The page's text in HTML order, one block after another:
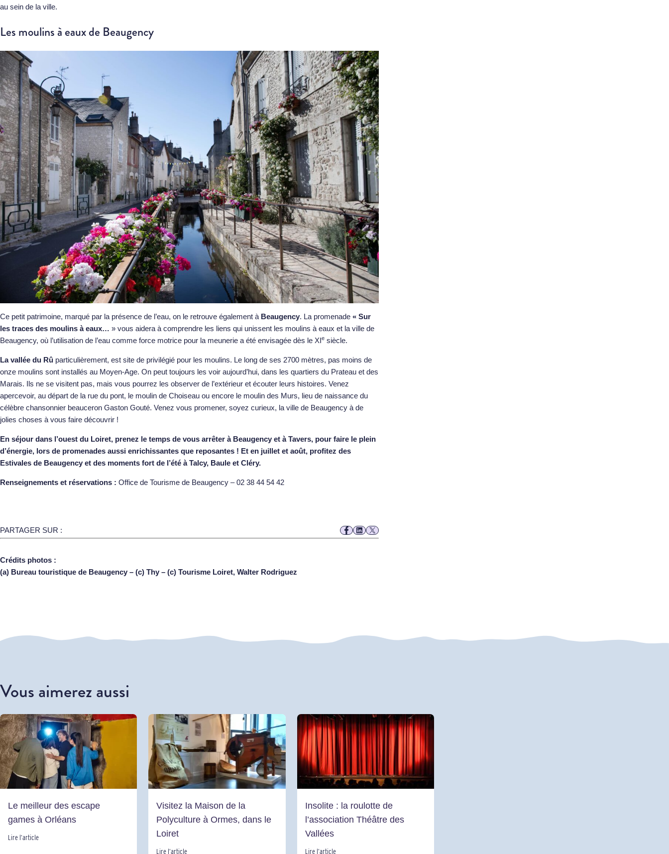
au sein de la ville.
Les moulins à eaux de Beaugency
Ce petit patrimoine, marqué par la présence de l’eau, on le retrouve également à Beaugency. La promenade « Sur
les traces des moulins à eaux… » vous aidera à comprendre les liens qui unissent les moulins à eaux et la ville de
Beaugency, où l’utilisation de l’eau comme force motrice pour la meunerie a été envisagée dès le XIe siècle.
La vallée du Rû particulièrement, est site de privilégié pour les moulins. Le long de ses 2700 mètres, pas moins de
onze moulins sont installés au Moyen-Age. On peut toujours les voir aujourd’hui, dans les quartiers du Prateau et des
Marais. Ils ne se visitent pas, mais vous pourrez les observer de l’extérieur et écouter leurs histoires. Venez
apercevoir, au départ de la rue du pont, le moulin de Choiseau ou encore le moulin des Murs, lieu de naissance du
célèbre chansonnier beauceron Gaston Gouté. Venez vous promener, soyez curieux, la ville de Beaugency à de
jolies choses à vous faire découvrir !
En séjour dans l’ouest du Loiret, prenez le temps de vous arrêter à Beaugency et à Tavers, pour faire le plein
d’énergie, lors de promenades aussi enrichissantes que reposantes ! Et en juillet et août, profitez des
Estivales de Beaugency et des moments fort de l’été à Talcy, Baule et Cléry.
Renseignements et réservations : Office de Tourisme de Beaugency – 02 38 44 54 42
PARTAGER SUR :
Crédits photos :
(a) Bureau touristique de Beaugency – (c) Thy – (c) Tourisme Loiret, Walter Rodriguez
Vous aimerez aussi
Le meilleur des escape
games à Orléans
Lire l’article
Visitez la Maison de la
Polyculture à Ormes, dans le
Loiret
Lire l’article
Insolite : la roulotte de
l’association Théâtre des
Vallées
Lire l’article